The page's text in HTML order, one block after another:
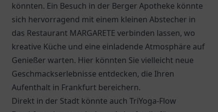
könnten. Ein Besuch in der Berger Apotheke könnte
sich hervorragend mit einem kleinen Abstecher in
das Restaurant MARGARETE verbinden lassen, wo
kreative Küche und eine einladende Atmosphäre auf
Genießer warten. Hier könnten Sie vielleicht neue
Geschmackserlebnisse entdecken, die Ihren
Aufenthalt in Frankfurt bereichern.
Direkt in der Stadt könnte auch TriYoga-Flow